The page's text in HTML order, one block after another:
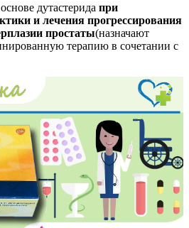
дутастерида при
и лечения прогрессирования
простаты(назначают
терапию в сочетании с